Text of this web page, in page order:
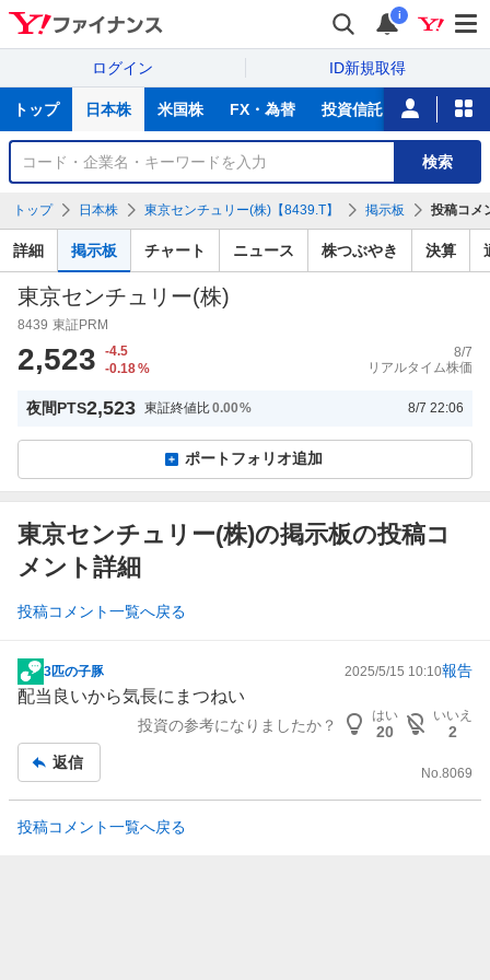
i
ログイン ID新規取得
サ
トップ 日本株 米国株 FX・為替 投資信託 ニュース
銘
検
索
検索
トップ 日本株 東京センチュリー(株)【8439.T】 掲示板 投稿コメ
詳細 掲示板 チャート ニュース 株つぶやき 決算
東京センチュリー(株)
8439 東証PRM
2,523
-4.5
-0.18%
8/7
リアルタイム株価
夜間PTS2,523 東証終値比0.00% 8/7 22:06
ポートフォリオ追加
東京センチュリー(株)の掲示板の投稿コ
メント詳細
投稿コメント一覧へ戻る
掲
示
事
3匹の子豚 2025/5/15 10:10報告
配当良いから気長にまつねい
投資の参考になりましたか？
はい
20
いいえ
2
返信
No.8069
投稿コメント一覧へ戻る